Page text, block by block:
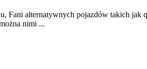
Fani alternatywnych pojazdów takich
nimi ...